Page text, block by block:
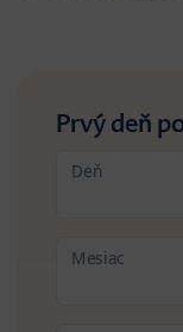
Prvý deň
Deň
Mesiac